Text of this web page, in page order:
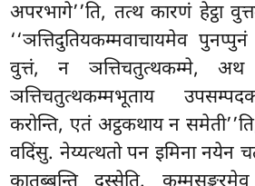
अपरभागे’’ति, तत्थ कारणं हेट्ठा
‘‘ञत्तिदुतियकम्मवाचायमेव
वुत्तं, न ञत्तिचतुत्थकम्मे,
ञत्तिचतुत्थकम्मभूताय
करोन्ति, एतं अट्ठकथाय न
वदिंसु. नेय्यत्थतो पन इमिना नयेन